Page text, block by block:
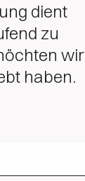
dient
zu
wir
haben.